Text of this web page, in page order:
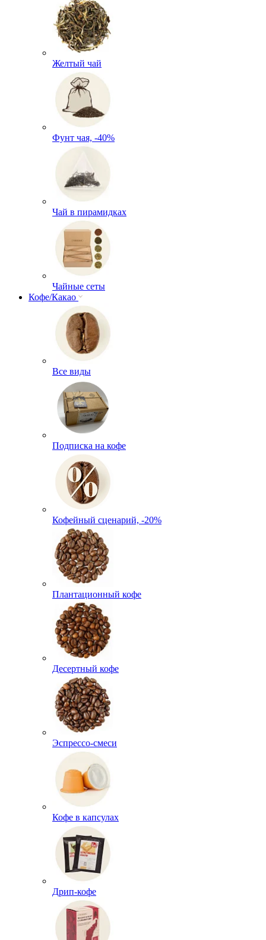
Желтый чай
Фунт чая, -40%
Чай в пирамидках
Чайные сеты
Кофе/Какао
Все виды
Подписка на кофе
Кофейный сценарий, -20%
Плантационный кофе
Десертный кофе
Эспрессо-смеси
Кофе в капсулах
Дрип-кофе